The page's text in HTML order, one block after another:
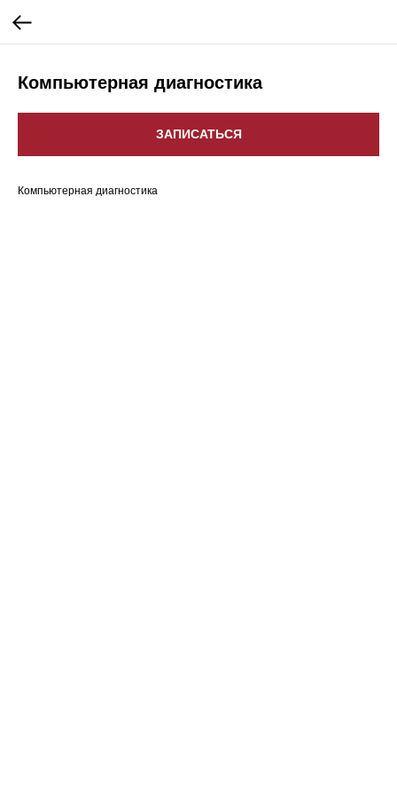
Компьютерная диагностика
ЗАПИСАТЬСЯ
Компьютерная диагностика